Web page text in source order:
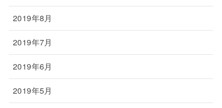
2019年8月
2019年7月
2019年6月
2019年5月